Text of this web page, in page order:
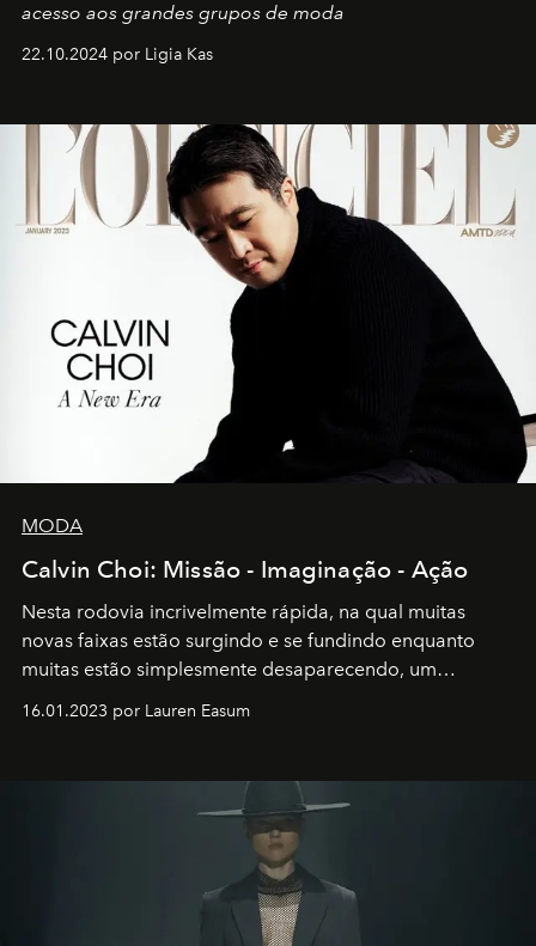
acesso aos grandes grupos de moda
22.10.2024 por Ligia Kas
MODA
Calvin Choi: Missão - Imaginação - Ação
Nesta rodovia incrivelmente rápida, na qual muitas
novas faixas estão surgindo e se fundindo enquanto
muitas estão simplesmente desaparecendo, um
transportador AMTD abrindo caminho para muitos
por propósitos, com um claro senso de missão na vida e
16.01.2023 por Lauren Easum